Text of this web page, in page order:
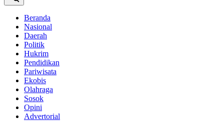
Beranda
Nasional
Daerah
Politik
Hukrim
Pendidikan
Pariwisata
Ekobis
Olahraga
Sosok
Opini
Advertorial